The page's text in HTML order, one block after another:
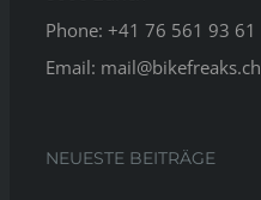
Phone: +41 76 561 93 61
Email: mail@bikefreaks.ch
NEUESTE BEITRÄGE